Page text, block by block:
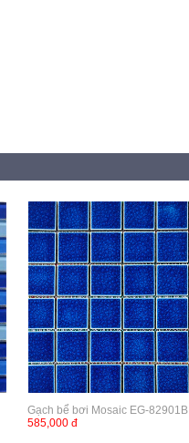
Gạch bể bơi Mosaic EG-82901B
585,000 đ